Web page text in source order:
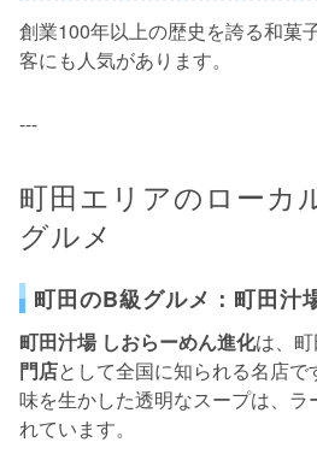
創業100年以上の歴史を誇る和菓
客にも人気があります。
---
町田エリアのローカ
グルメ
町田のB級グルメ：町田汁
町田汁場 しおらーめん進化は、
門店として全国に知られる名店
味を生かした透明なスープは、ラ
れています。